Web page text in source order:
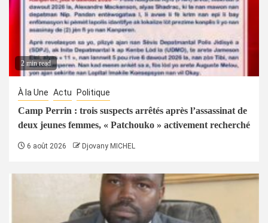
2 min read
À la Une Actu Politique
Camp Perrin : trois suspects arrêtés après l’assassinat de
deux jeunes femmes, « Patchouko » activement recherché
6 août 2026 Djovany MICHEL